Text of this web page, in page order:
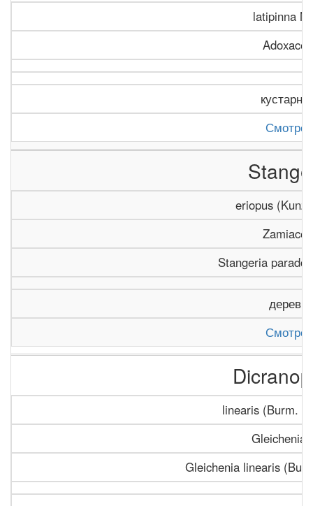
latipinna
eriopus
Stangeria
деревья
linearis (Burm.
Gleichenia linearis